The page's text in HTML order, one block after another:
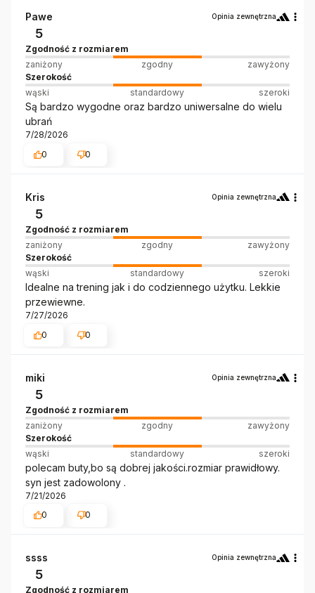
Pawe Opinia zewnętrzna
5
Zgodność z rozmiarem
zaniżony
zgodny
zawyżony
Szerokość
wąski
standardowy szeroki
Są bardzo wygodne oraz bardzo uniwersalne do wielu
ubrań
7/28/2026
0
0
Kris Opinia zewnętrzna
5
Zgodność z rozmiarem
zaniżony
zgodny
zawyżony
Szerokość
wąski
standardowy szeroki
Idealne na trening jak i do codziennego użytku. Lekkie
przewiewne.
7/27/2026
0
0
miki Opinia zewnętrzna
5
Zgodność z rozmiarem
zaniżony
zgodny
zawyżony
Szerokość
wąski
standardowy szeroki
polecam buty,bo są dobrej jakości.rozmiar prawidłowy.
syn jest zadowolony .
7/21/2026
0
0
ssss Opinia zewnętrzna
5
Zgodność z rozmiarem